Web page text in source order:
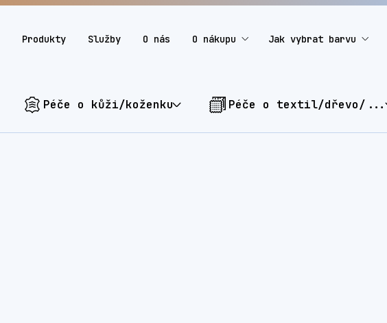
Produkty Služby O nás O nákupu Jak vybrat barvu
Péče o kůži/koženku Péče o textil/dřevo/...